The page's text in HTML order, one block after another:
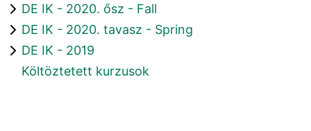
DE IK - 2020. ősz - Fall
DE IK - 2020. tavasz - Spring
DE IK - 2019
Költöztetett kurzusok